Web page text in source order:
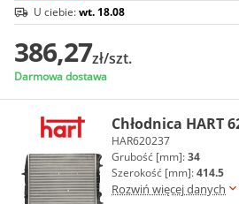
U ciebie:wt. 18.08
386,27zł/szt.
Darmowa dostawa
Chłodnica HART
HAR620237
Grubość [mm]:34
Szerokość [mm]:414.5
Rozwiń więcej danych